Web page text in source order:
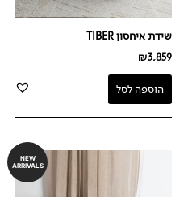
שידת איחסון TIBER
₪3,859
הוספה לסל
NEW
ARRIVALS